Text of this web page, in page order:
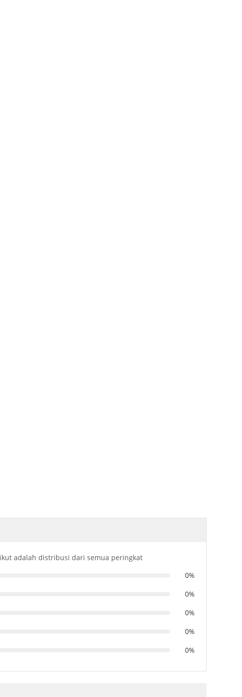
adalah distribusi dari semua peringkat
0%
0%
0%
0%
0%